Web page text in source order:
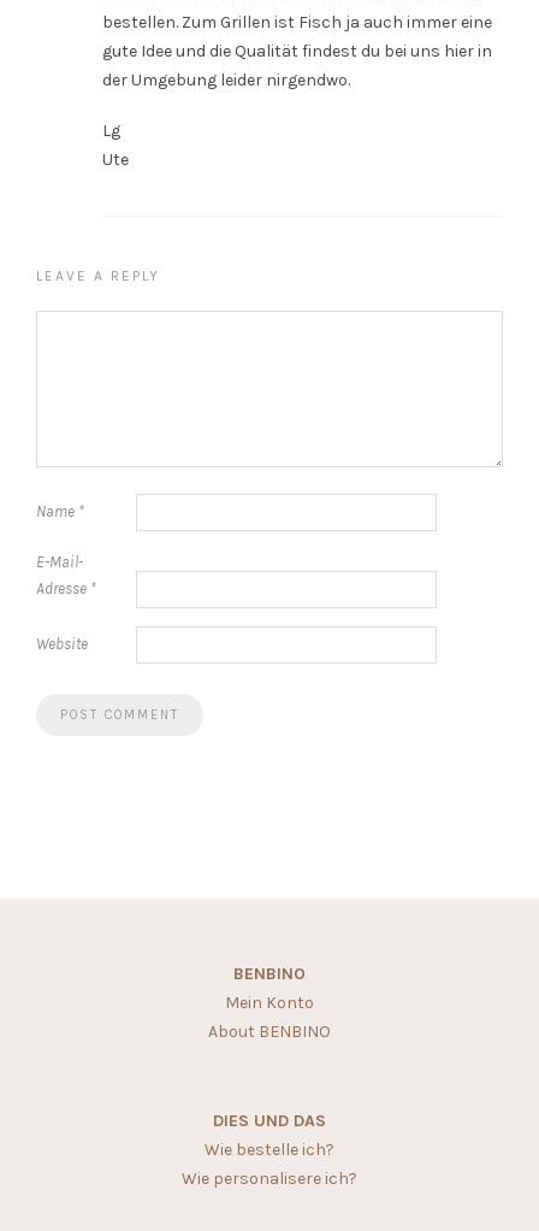
bestellen. Zum Grillen ist Fisch ja auch immer eine
gute Idee und die Qualität findest du bei uns hier in
der Umgebung leider nirgendwo.
Lg
Ute
LEAVE A REPLY
Name *
E-Mail-
Adresse *
Website
BENBINO
Mein Konto
About BENBINO
DIES UND DAS
Wie bestelle ich?
Wie personalisere ich?